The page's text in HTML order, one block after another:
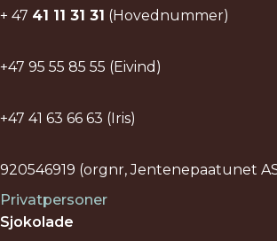
+ 47 41 11 31 31 (Hovednummer)
+47 95 55 85 55 (Eivind)
+47 41 63 66 63 (Iris)
920546919 (orgnr, Jentenepaatunet
Privatpersoner
Sjokolade